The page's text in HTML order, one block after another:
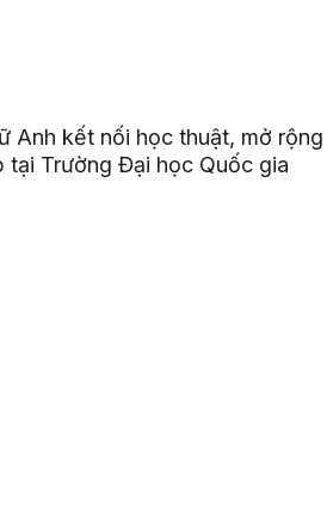
Anh kết nối học thuật, mở rộng
tại Trường Đại học Quốc gia